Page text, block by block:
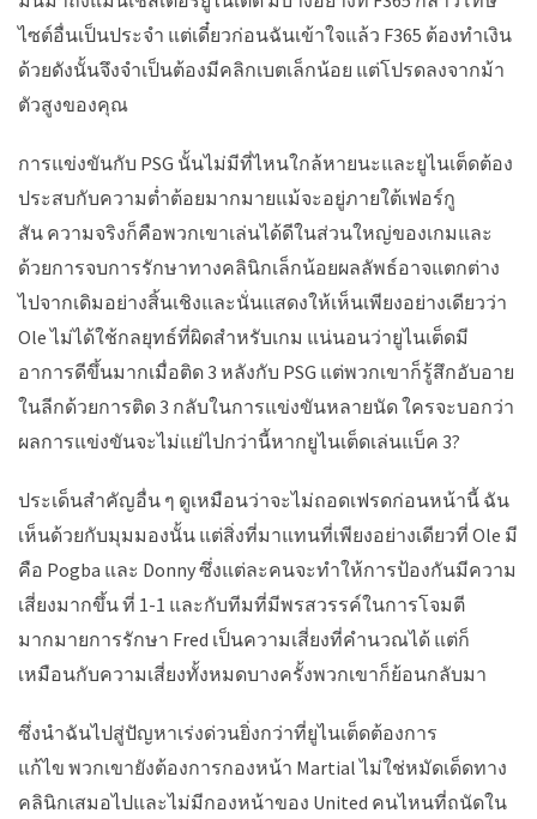
ไซต์อื่นเป็นประจำ แต่เดี๋ยวก่อนฉันเข้าใจแล้ว F365 ต้องทำเงิน
ด้วยดังนั้นจึงจำเป็นต้องมีคลิกเบตเล็กน้อย แต่โปรดลงจากม้า
ตัวสูงของคุณ
การแข่งขันกับ PSG นั้นไม่มีที่ไหนใกล้หายนะและยูไนเต็ดต้อง
ประสบกับความต่ำต้อยมากมายแม้จะอยู่ภายใต้เฟอร์กู
สัน ความจริงก็คือพวกเขาเล่นได้ดีในส่วนใหญ่ของเกมและ
ด้วยการจบการรักษาทางคลินิกเล็กน้อยผลลัพธ์อาจแตกต่าง
ไปจากเดิมอย่างสิ้นเชิงและนั่นแสดงให้เห็นเพียงอย่างเดียวว่า
Ole ไม่ได้ใช้กลยุทธ์ที่ผิดสำหรับเกม แน่นอนว่ายูไนเต็ดมี
อาการดีขึ้นมากเมื่อติด 3 หลังกับ PSG แต่พวกเขาก็รู้สึกอับอาย
ในลีกด้วยการติด 3 กลับในการแข่งขันหลายนัด ใครจะบอกว่า
ผลการแข่งขันจะไม่แย่ไปกว่านี้หากยูไนเต็ดเล่นแบ็ค 3?
ประเด็นสำคัญอื่น ๆ ดูเหมือนว่าจะไม่ถอดเฟรดก่อนหน้านี้ ฉัน
เห็นด้วยกับมุมมองนั้น แต่สิ่งที่มาแทนที่เพียงอย่างเดียวที่ Ole มี
คือ Pogba และ Donny ซึ่งแต่ละคนจะทำให้การป้องกันมีความ
เสี่ยงมากขึ้น ที่ 1-1 และกับทีมที่มีพรสวรรค์ในการโจมตี
มากมายการรักษา Fred เป็นความเสี่ยงที่คำนวณได้ แต่ก็
เหมือนกับความเสี่ยงทั้งหมดบางครั้งพวกเขาก็ย้อนกลับมา
ซึ่งนำฉันไปสู่ปัญหาเร่งด่วนยิ่งกว่าที่ยูไนเต็ดต้องการ
แก้ไข พวกเขายังต้องการกองหน้า Martial ไม่ใช่หมัดเด็ดทาง
คลินิกเสมอไปและไม่มีกองหน้าของ United คนไหนที่ถนัดใน